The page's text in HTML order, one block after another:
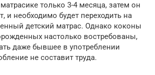
только 3-4 месяца, затем он
и необходимо будет переходить на
детский матрас. Однако коконы
настолько востребованы,
даже бывшее в употреблении
не составит труда.